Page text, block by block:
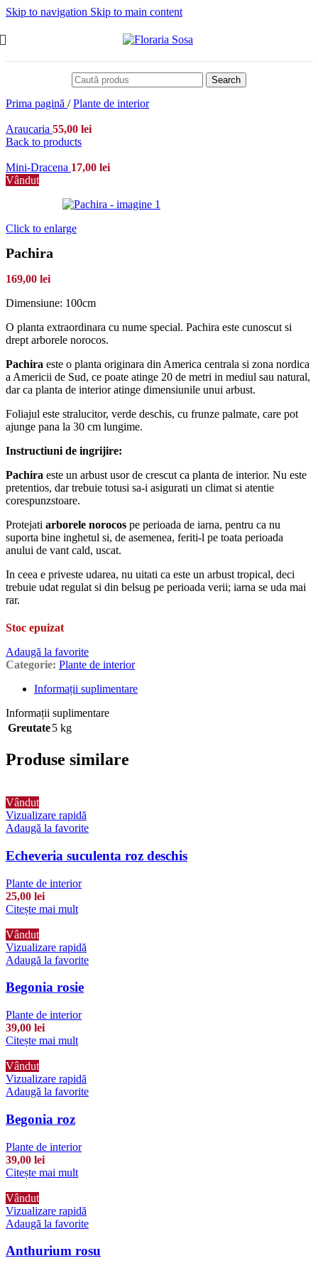
Skip to navigation Skip to main content
Search
Prima pagină / Plante de interior
Araucaria 55,00 lei
Back to products
Mini-Dracena 17,00 lei
Vândut
Click to enlarge
Pachira
169,00 lei
Dimensiune: 100cm
O planta extraordinara cu nume special. Pachira este cunoscut si
drept arborele norocos.
Pachira este o planta originara din America centrala si zona nordica
a Americii de Sud, ce poate atinge 20 de metri in mediul sau natural,
dar ca planta de interior atinge dimensiunile unui arbust.
Foliajul este stralucitor, verde deschis, cu frunze palmate, care pot
ajunge pana la 30 cm lungime.
Instructiuni de ingrijire:
Pachira este un arbust usor de crescut ca planta de interior. Nu este
pretentios, dar trebuie totusi sa-i asigurati un climat si atentie
corespunzstoare.
Protejati arborele norocos pe perioada de iarna, pentru ca nu
suporta bine inghetul si, de asemenea, feriti-l pe toata perioada
anului de vant cald, uscat.
In ceea e priveste udarea, nu uitati ca este un arbust tropical, deci
trebuie udat regulat si din belsug pe perioada verii; iarna se uda mai
rar.
Stoc epuizat
Adaugă la favorite
Categorie: Plante de interior
Informații suplimentare
Informații suplimentare
Greutate5 kg
Produse similare
Vândut
Vizualizare rapidă
Adaugă la favorite
Echeveria suculenta roz deschis
Plante de interior
25,00 lei
Citește mai mult
Vândut
Vizualizare rapidă
Adaugă la favorite
Begonia rosie
Plante de interior
39,00 lei
Citește mai mult
Vândut
Vizualizare rapidă
Adaugă la favorite
Begonia roz
Plante de interior
39,00 lei
Citește mai mult
Vândut
Vizualizare rapidă
Adaugă la favorite
Anthurium rosu